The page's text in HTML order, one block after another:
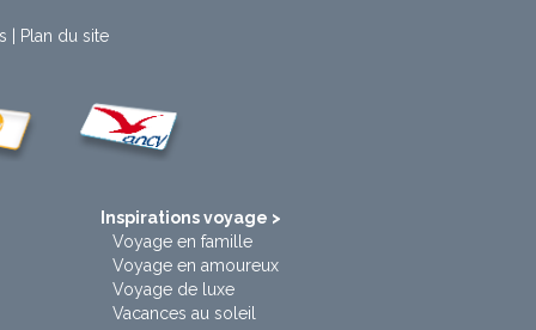
Plan du site
Inspirations voyage >
Voyage en famille
Voyage en amoureux
Voyage de luxe
Vacances au soleil